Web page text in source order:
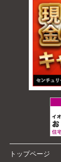
トップページ